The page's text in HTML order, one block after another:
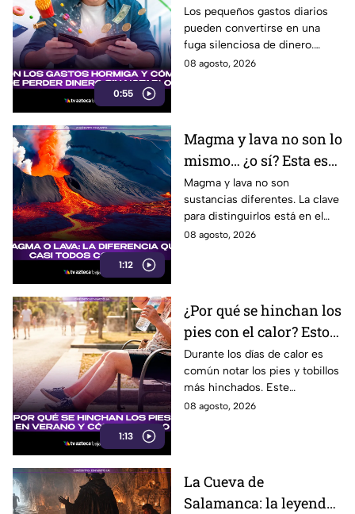
0:55
gastos hormiga que
pueden vaciar tu
bolsillo
Los pequeños gastos diarios
pueden convertirse en una
fuga silenciosa de dinero.
Identificar los llamados gastos
08 agosto, 2026
1:12
Magma y lava no son lo
mismo… ¿o sí? Esta es
la explicación
Magma y lava no son
sustancias diferentes. La clave
para distinguirlos está en el
lugar donde se encuentra el
08 agosto, 2026
1:13
¿Por qué se hinchan los
pies con el calor? Esto
le pasa a tu cuerpo
durante los días
calurosos
Durante los días de calor es
común notar los pies y tobillos
más hinchados. Este
fenómeno, conocido como
08 agosto, 2026
La Cueva de
Salamanca: la leyenda